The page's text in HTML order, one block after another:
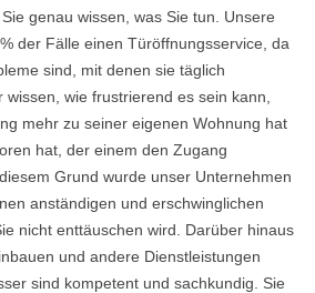
genau wissen, was Sie tun. Unsere
der Fälle einen Türöffnungsservice, da
sind, mit denen sie täglich
wie frustrierend es sein kann,
mehr zu seiner eigenen Wohnung hat
hat, der einem den Zugang
Grund wurde unser Unternehmen
anständigen und erschwinglichen
nicht enttäuschen wird. Darüber hinaus
und andere Dienstleistungen
sind kompetent und sachkundig. Sie